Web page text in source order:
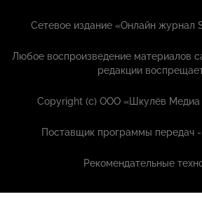
Сетевое издание «Онлайн журнал
Любое воспроизведение материалов
редакции
Copyright (с) ООО «Шкулёв Медиа
Поставщик программы передач
Рекомендательные